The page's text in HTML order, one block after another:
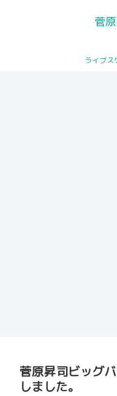
菅
ライブス
菅原昇司ビッグ
しました。